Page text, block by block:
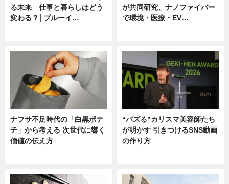
る未来 仕事と暮らしはどう
変わる？│ブルーイ…
が共同研究、ナノファイバー
で環境・医療・EV…
ナフサ不足時代の「白黒ポテ
チ」から考える 次世代に響く
価値の伝え方
“バズる”カリスマ美容師たち
が明かす 引きつけるSNS動画
の作り方